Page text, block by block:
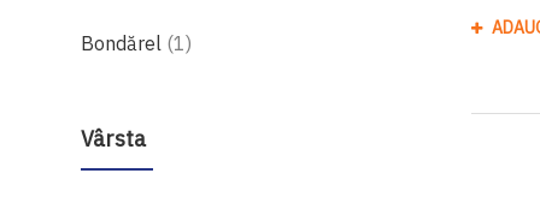
Bondărel 1produs
Vârsta